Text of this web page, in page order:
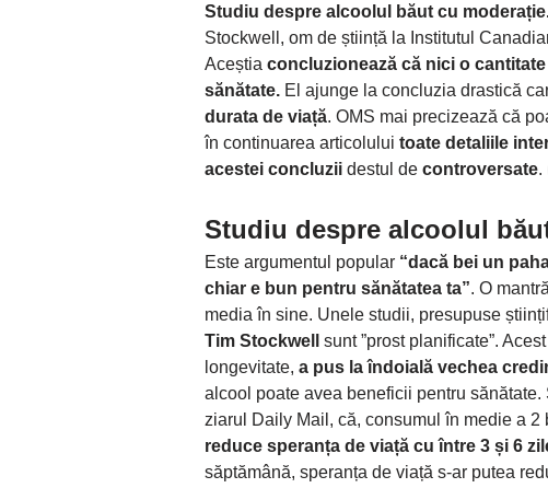
Studiu despre alcoolul băut cu
Stockwell, om de știință la Institutul
Aceștia concluzionează că nici o
sănătate. El ajunge la concluzia drastică
durata de viață. OMS mai precizează că
în continuarea articolului toate detaliile
acestei concluzii destul de controversate.
Studiu despre alcoolul
Este argumentul popular “dacă bei un
chiar e bun pentru sănătatea ta”. O
media în sine. Unele studii, presupuse
Tim Stockwell sunt ”prost planificate”.
longevitate, a pus la îndoială vechea
alcool poate avea beneficii pentru
ziarul Daily Mail, că, consumul în medie a
reduce speranța de viață cu între 3 și 6
săptămână, speranța de viață s-ar putea